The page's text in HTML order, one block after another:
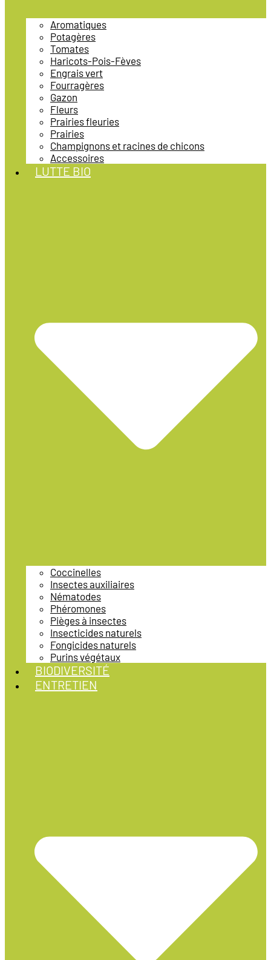
Aromatiques
Potagères
Tomates
Haricots-Pois-Fèves
Engrais vert
Fourragères
Gazon
Fleurs
Prairies fleuries
Prairies
Champignons et racines de chicons
Accessoires
LUTTE BIO
Coccinelles
Insectes auxiliaires
Nématodes
Phéromones
Pièges à insectes
Insecticides naturels
Fongicides naturels
Purins végétaux
BIODIVERSITÉ
ENTRETIEN